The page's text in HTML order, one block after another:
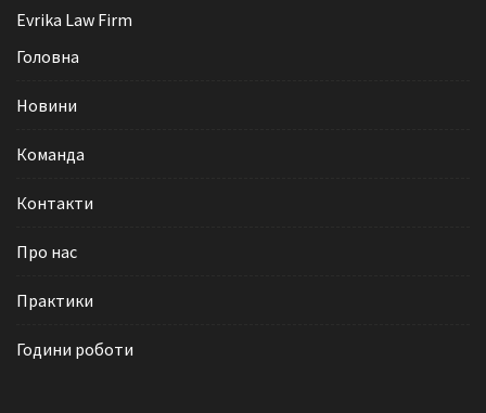
Evrika Law Firm
Головна
Новини
Команда
Контакти
Про нас
Практики
Години роботи